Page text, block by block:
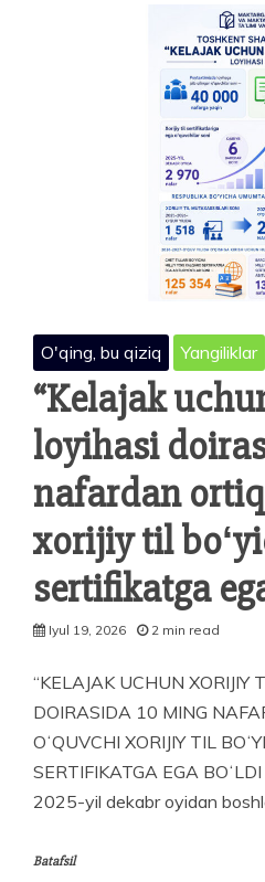
OLIMPIADASI
YAKUNLANDI:
4
TA
—
1
TA
OLTIN
VA
3
O'qing, bu qiziq Yangiliklar
“Kelajak
loyihasi
nafardan
xorijiy til
sertifikatga
Iyul 19, 2026 2 min read
“KELAJAK UCHUN XORIJIY
DOIRASIDA 10 MING
OʻQUVCHI XORIJIY TIL
SERTIFIKATGA EGA BOʻLDI
2025-yil dekabr oyidan
Batafsil